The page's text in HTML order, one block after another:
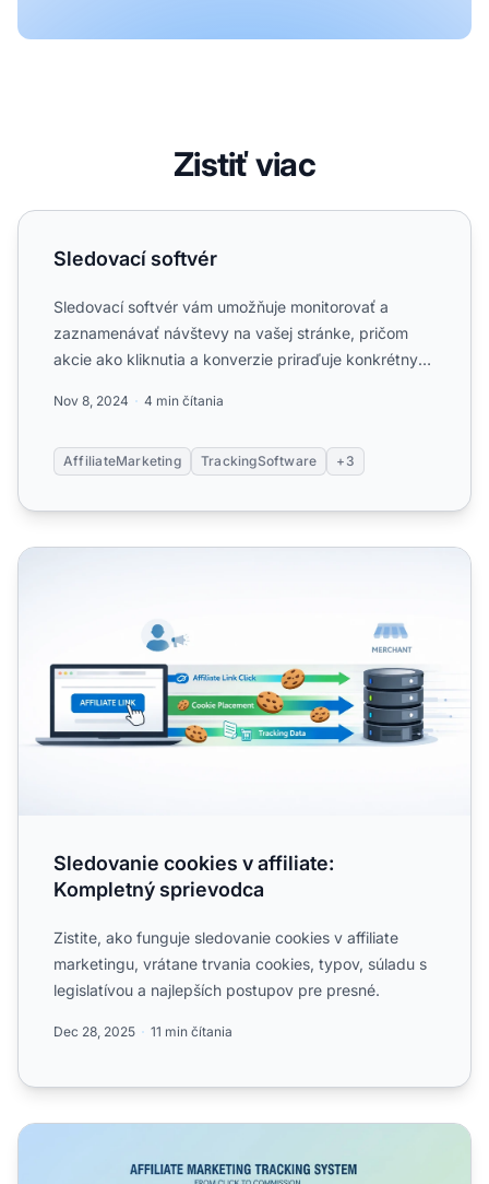
Zistiť viac
Sledovací softvér
Sledovací softvér
Sledovací softvér vám umožňuje monitorovať a
zaznamenávať návštevy na vašej stránke, pričom
akcie ako kliknutia a konverzie priraďuje konkrétnym
Nov 8, 2024 4 min čítania
AffiliateMarketing TrackingSoftware +3
Sledovanie cookies v affiliate: Kompletný sprievodca
Sledovanie cookies v affiliate:
Kompletný sprievodca
Zistite, ako funguje sledovanie cookies v affiliate
marketingu, vrátane trvania cookies, typov, súladu s
legislatívou a najlepších postupov pre presné.
Dec 28, 2025 11 min čítania
Ako sledovať affiliate marketing? Kompletný sprievodca